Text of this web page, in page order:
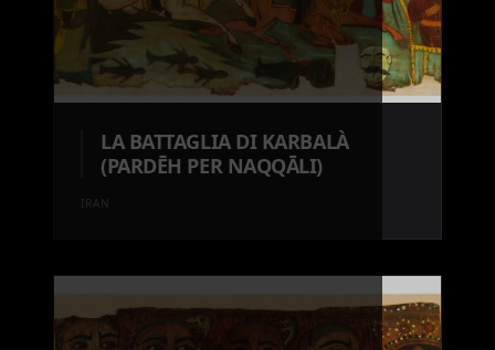
LA BATTAGLIA DI KARBALÀ
(PARDĒH PER NAQQĀLI)
IRAN